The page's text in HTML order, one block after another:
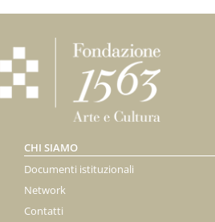
CHI SIAMO
Documenti istituzionali
Network
Contatti